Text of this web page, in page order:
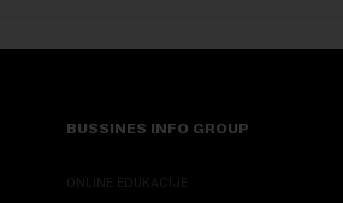
BUSSINES INFO GROUP
ONLINE EDUKACIJE